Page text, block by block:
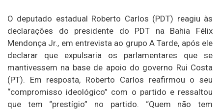
O deputado estadual Roberto Carlos (PDT) reagiu às
declarações do presidente do PDT na Bahia Félix
Mendonça Jr., em entrevista ao grupo A Tarde, após ele
declarar que expulsaria os parlamentares que se
mantivessem na base de apoio do governo Rui Costa
(PT). Em resposta, Roberto Carlos reafirmou o seu
“compromisso ideológico” com o partido e ressaltou
que tem “prestígio” no partido. “Quem não tem